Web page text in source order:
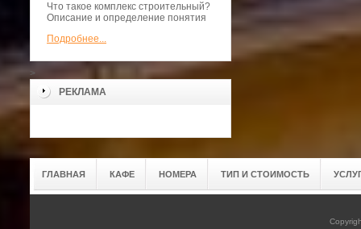
Что такое комплекс строительный?
Описание и определение понятия
Подробнее...
>
РЕКЛАМА
ГЛАВНАЯ КАФЕ НОМЕРА ТИП И СТОИМОСТЬ